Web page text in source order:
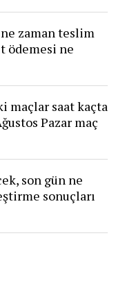
zaman teslim
ödemesi ne
maçlar saat kaçta
Pazar maç
son gün ne
sonuçları